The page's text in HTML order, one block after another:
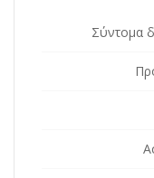
Σύντομα